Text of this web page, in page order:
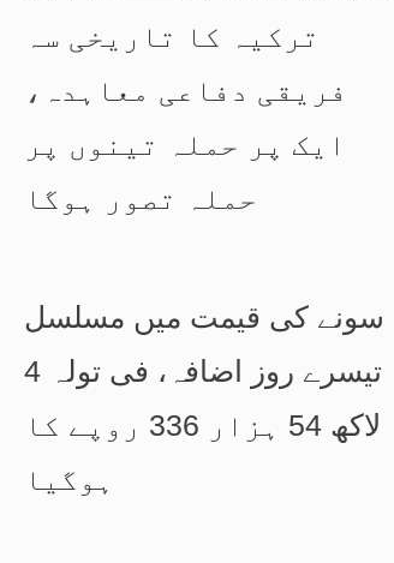
ترکیہ کا تاریخی سہ
فریقی دفاعی معاہدہ،
ایک پر حملہ تینوں پر
حملہ تصور ہوگا
سونے کی قیمت میں مسلسل
تیسرے روز اضافہ، فی تولہ 4
لاکھ 54 ہزار 336 روپے کا
ہوگیا